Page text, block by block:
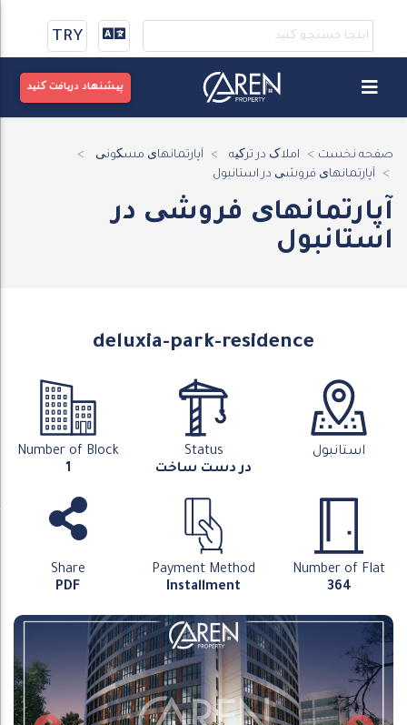
TRY
پیشنهاد دریافت کنید
صفحه نخست املاک در ترکیه
آپارتمانهای مسکونی
آپارتمانهای فروشی در استانبول
آپارتمانهای فروشی در
استانبول
deluxia-park-residence
استانبول
Status
در دست ساخت
Number of Block
1
Number of Flat
364
Payment Method
Installment
Share
PDF